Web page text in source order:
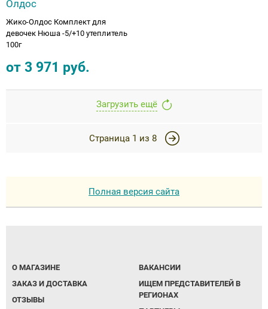
Олдос
Жико-Олдос Комплект для
девочек Нюша -5/+10 утеплитель
100г
от 3 971 руб.
Загрузить ещё
Страница 1 из 8
Полная версия сайта
О МАГАЗИНЕ
ЗАКАЗ И ДОСТАВКА
ОТЗЫВЫ
ВАКАНСИИ
ИЩЕМ ПРЕДСТАВИТЕЛЕЙ В
РЕГИОНАХ